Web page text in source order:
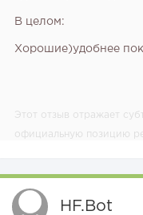
В целом:
Хорошие)удобнее
Этот отзыв отражает
официальную позицию
HF.bot